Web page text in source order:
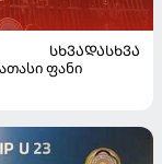
ᲡᲮᲕᲐᲓᲐᲡᲮᲕᲐ
ფანი